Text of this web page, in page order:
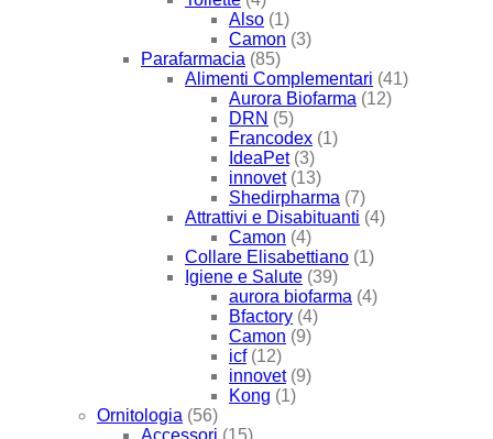
Also (1)
Camon (3)
Parafarmacia (85)
Alimenti Complementari (41)
Aurora Biofarma (12)
DRN (5)
Francodex (1)
IdeaPet (3)
innovet (13)
Shedirpharma (7)
Attrattivi e Disabituanti (4)
Camon (4)
Collare Elisabettiano (1)
Igiene e Salute (39)
aurora biofarma (4)
Bfactory (4)
Camon (9)
icf (12)
innovet (9)
Kong (1)
Ornitologia (56)
Accessori (15)